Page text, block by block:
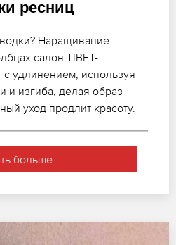
ресниц
Наращивание
салон TIBET-
с удлинением, используя
и изгиба, делая образ
уход продлит красоту.
больше